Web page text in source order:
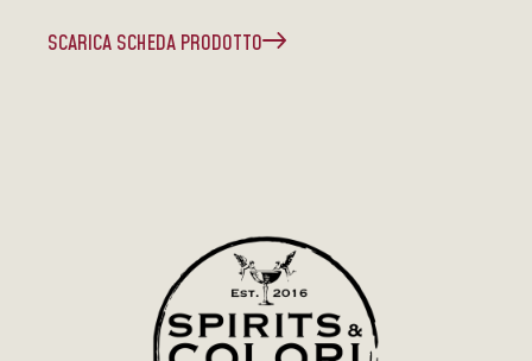
SCARICA SCHEDA PRODOTTO